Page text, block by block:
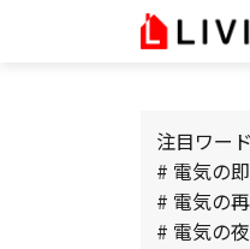
注目ワード
# 電気の
# 電気の
# 電気の